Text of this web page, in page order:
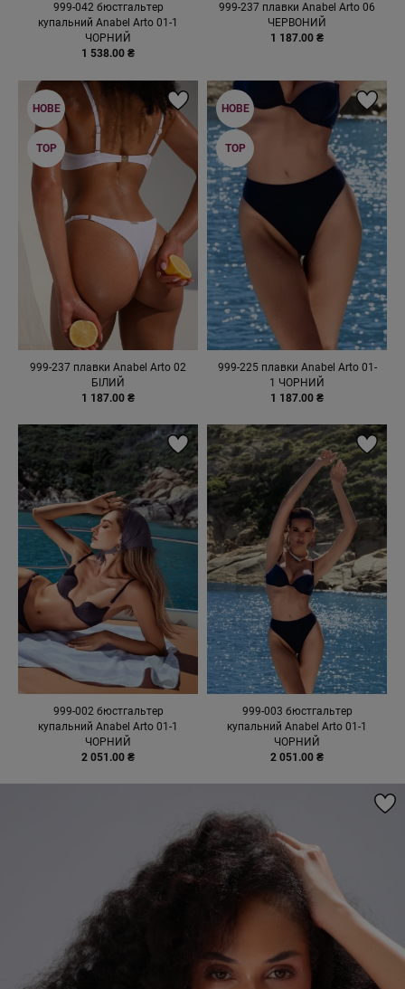
999-042 бюстгальтер
купальний Anabel Arto 01-1
ЧОРНИЙ
1 538.00 ₴
999-237 плавки Anabel Arto 06
ЧЕРВОНИЙ
1 187.00 ₴
999-237 плавки Anabel Arto 02
БІЛИЙ
1 187.00 ₴
НОВЕ
TOP
999-225 плавки Anabel Arto 01-
1 ЧОРНИЙ
1 187.00 ₴
НОВЕ
TOP
999-002 бюстгальтер
купальний Anabel Arto 01-1
ЧОРНИЙ
2 051.00 ₴
999-003 бюстгальтер
купальний Anabel Arto 01-1
ЧОРНИЙ
2 051.00 ₴